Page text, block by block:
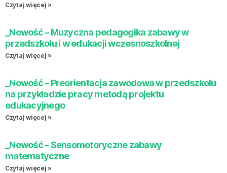
Czytaj więcej »
_Nowość – Muzyczna pedagogika zabawy w
przedszkolu i w edukacji wczesnoszkolnej
Czytaj więcej »
_Nowość – Preorientacja zawodowa w przedszkolu
na przykładzie pracy metodą projektu
edukacyjnego
Czytaj więcej »
_Nowość – Sensomotoryczne zabawy
matematyczne
Czytaj więcej »